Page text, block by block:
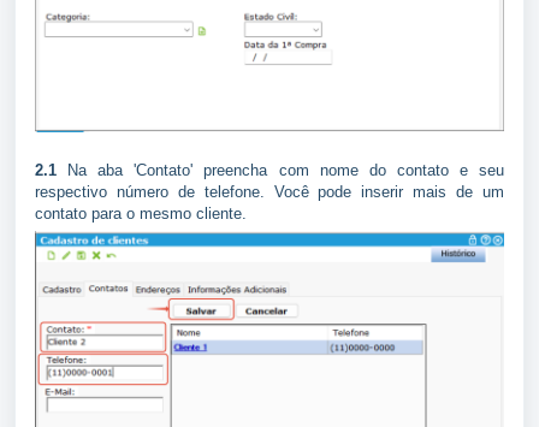
2.1 Na aba 'Contato' preencha com nome do contato e seu
respectivo número de telefone. Você pode inserir mais de um
contato para o mesmo cliente.